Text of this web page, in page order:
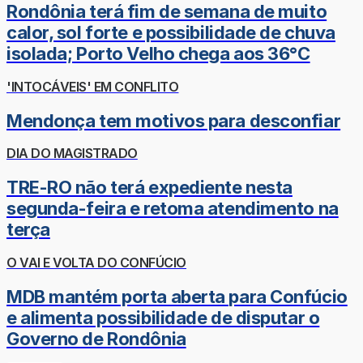
Rondônia terá fim de semana de muito
calor, sol forte e possibilidade de chuva
isolada; Porto Velho chega aos 36°C
'INTOCÁVEIS' EM CONFLITO
Mendonça tem motivos para desconfiar
DIA DO MAGISTRADO
TRE-RO não terá expediente nesta
segunda-feira e retoma atendimento na
terça
O VAI E VOLTA DO CONFÚCIO
MDB mantém porta aberta para Confúcio
e alimenta possibilidade de disputar o
Governo de Rondônia